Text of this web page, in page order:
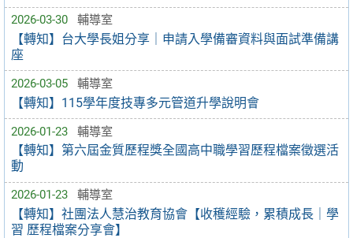
2026-03-30 輔導室
【轉知】台大學長姐分享｜申請入學備審資料與面試準備講
座
2026-03-05 輔導室
【轉知】115學年度技專多元管道升學說明會
2026-01-23 輔導室
【轉知】第六屆金質歷程獎全國高中職學習歷程檔案徵選活
動
2026-01-23 輔導室
【轉知】社團法人慧治教育協會【收穫經驗，累積成長｜學
習 歷程檔案分享會】